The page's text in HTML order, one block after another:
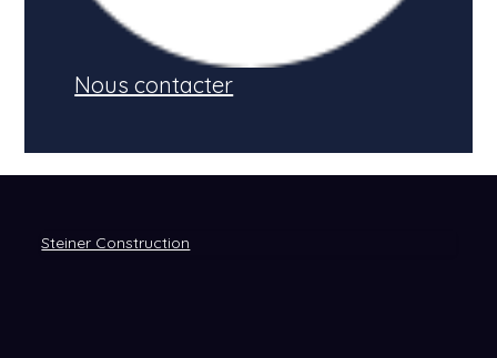
Nous contacter
Steiner Construction